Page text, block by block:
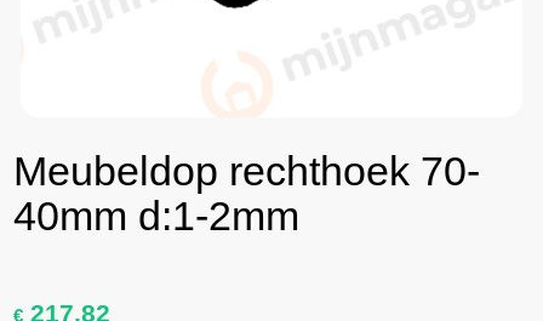
Meubeldop rechthoek 70-
40mm d:1-2mm
€ 217,82